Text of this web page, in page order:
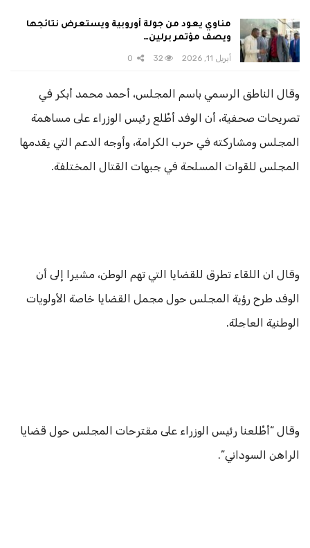
مناوي يعود من جولة أوروبية ويستعرض نتائجها
ويصف مؤتمر برلين…
أبريل 11, 2026 32
وقال الناطق الرسمي باسم المجلس، أحمد محمد أبكر في
تصريحات صحفية، أن الوفد أطْلع رئيس الوزراء على مساهمة
المجلس ومشاركته في حرب الكرامة، وأوجه الدعم التي يقدمها
المجلس للقوات المسلحة في جبهات القتال المختلفة.
وقال ان اللقاء تطرق للقضايا التي تهم الوطن، مشيرا إلى أن
الوفد طرح رؤية المجلس حول مجمل القضايا خاصة الأولويات
الوطنية العاجلة.
وقال “أطْلعنا رئيس الوزراء على مقترحات المجلس حول قضايا
الراهن السوداني”.